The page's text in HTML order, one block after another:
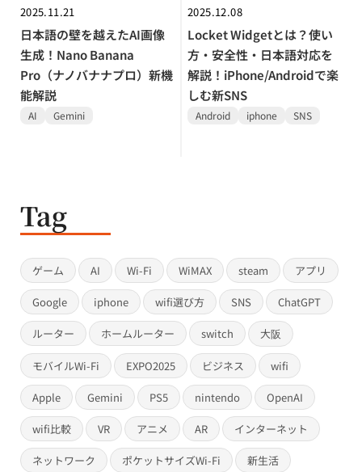
2025.11.21
日本語の壁を越えたAI画像
生成！Nano Banana
Pro（ナノバナナプロ）新機
能解説
AI Gemini
2025.12.08
Locket Widgetとは？使い
方・安全性・日本語対応を
解説！iPhone/Androidで楽
しむ新SNS
Android iphone SNS
Tag
ゲーム AI Wi-Fi WiMAX steam アプリ
Google iphone wifi選び方 SNS ChatGPT
ルーター ホームルーター switch 大阪
モバイルWi-Fi EXPO2025 ビジネス wifi
Apple Gemini PS5 nintendo OpenAI
wifi比較 VR アニメ AR インターネット
ネットワーク ポケットサイズWi-Fi 新生活